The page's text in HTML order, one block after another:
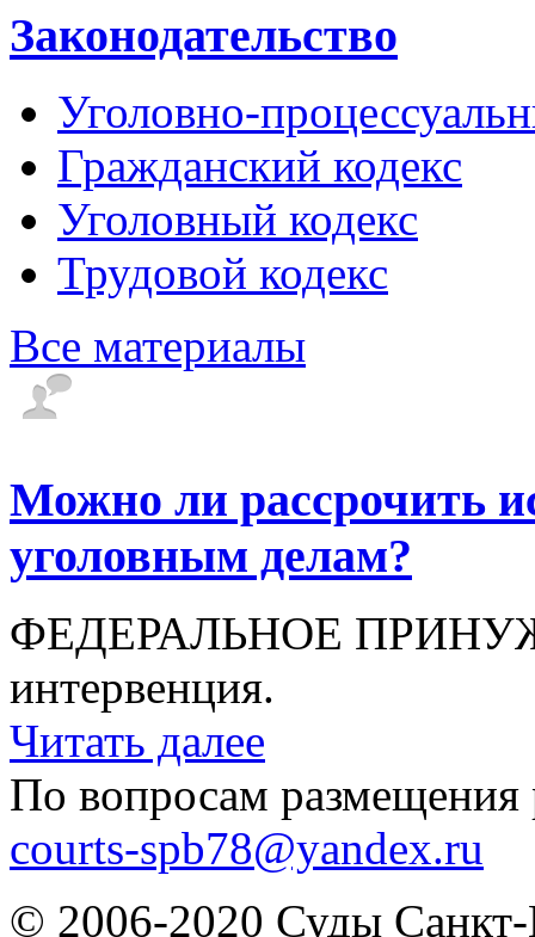
Законодательство
Уголовно-
Гражданский кодекс
Уголовный кодекс
Трудовой кодекс
Все материалы
Можно ли рассрочить
уголовным делам?
ФЕДЕРАЛЬНОЕ
интервенция.
Читать далее
По вопросам размещения
courts-spb78@yandex.ru
© 2006-2020 Суды Санкт-